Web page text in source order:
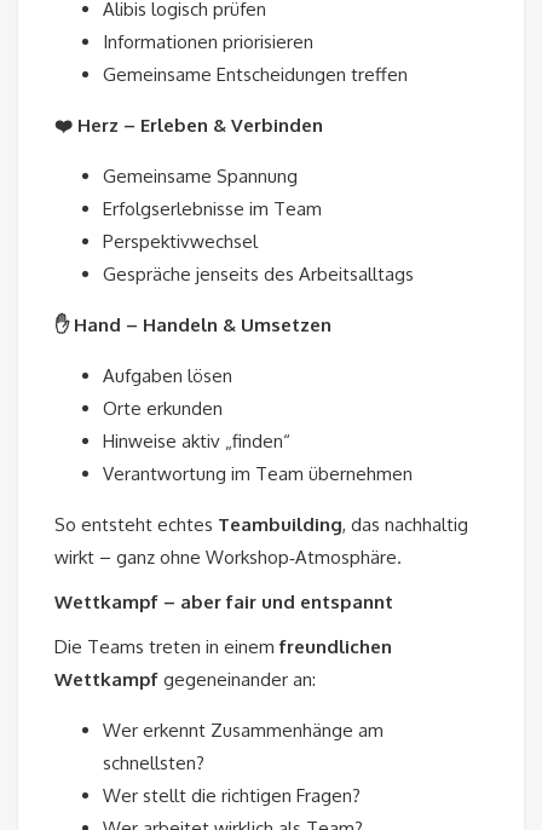
Alibis logisch prüfen
Informationen priorisieren
Gemeinsame Entscheidungen treffen
❤️ Herz – Erleben & Verbinden
Gemeinsame Spannung
Erfolgserlebnisse im Team
Perspektivwechsel
Gespräche jenseits des Arbeitsalltags
✋ Hand – Handeln & Umsetzen
Aufgaben lösen
Orte erkunden
Hinweise aktiv „finden“
Verantwortung im Team übernehmen
So entsteht echtes Teambuilding, das nachhaltig
wirkt – ganz ohne Workshop‑Atmosphäre.
Wettkampf – aber fair und entspannt
Die Teams treten in einemfreundlichen
Wettkampf gegeneinander an:
Wer erkennt Zusammenhänge am
schnellsten?
Wer stellt die richtigen Fragen?